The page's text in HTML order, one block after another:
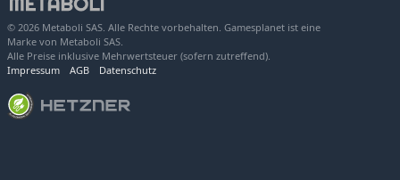
© 2026 Metaboli SAS. Alle Rechte vorbehalten. Gamesplanet ist eine
Marke von Metaboli SAS.
Alle Preise inklusive Mehrwertsteuer (sofern zutreffend).
Impressum
AGB Datenschutz